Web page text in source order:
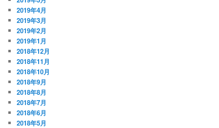
2019年4月
2019年3月
2019年2月
2019年1月
2018年12月
2018年11月
2018年10月
2018年9月
2018年8月
2018年7月
2018年6月
2018年5月